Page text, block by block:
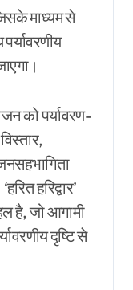
माध्यम से
को पर्यावरण-
हरिद्वार’
है, जो आगामी
दृष्टि से